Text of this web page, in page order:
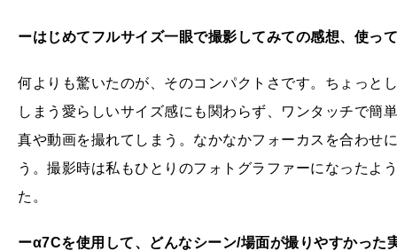
ーはじめてフルサイズ一眼で撮影してみての感想、使っ
何よりも驚いたのが、そのコンパクトさです。ちょっと
しまう愛らしいサイズ感にも関わらず、ワンタッチで簡
真や動画を撮れてしまう。なかなかフォーカスを合わせ
う。撮影時は私もひとりのフォトグラファーになったよ
た。
ーα7Cを使用して、どんなシーン/場面が撮りやすかった